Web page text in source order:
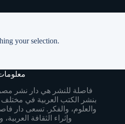
your selection.
بنشر الكتب العربية في مختلف
والعلوم، والفكر. تسعى دار
وإثراء الثقافة